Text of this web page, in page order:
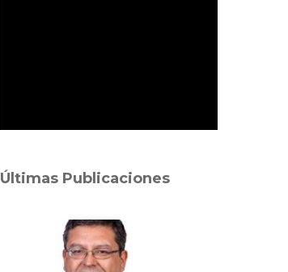
Últimas Publicaciones